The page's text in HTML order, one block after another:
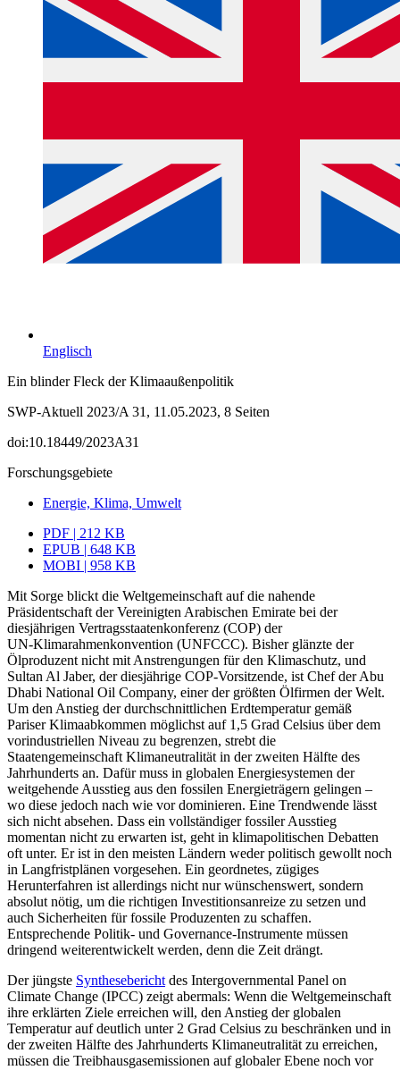
Englisch
Ein blinder Fleck der Klimaaußenpolitik
SWP-Aktuell 2023/A 31, 11.05.2023, 8 Seiten
doi:10.18449/2023A31
Forschungsgebiete
Energie, Klima, Umwelt
PDF | 212 KB
EPUB | 648 KB
MOBI | 958 KB
Mit Sorge blickt die Weltgemeinschaft auf die nahende
Präsidentschaft der Vereinig­ten Arabischen Emirate bei der
diesjährigen Vertragsstaatenkonferenz (COP) der
UN‑Klimarahmenkonvention (UNFCCC). Bisher glänzte der
Ölproduzent nicht mit Anstrengungen für den Klimaschutz, und
Sultan Al Jaber, der diesjährige COP-Vor­sit­zende, ist Chef der Abu
Dhabi National Oil Company, einer der größten Ölfirmen der Welt.
Um den Anstieg der durchschnittlichen Erdtemperatur gemäß
Pariser Klima­abkommen möglichst auf 1,5 Grad Celsius über dem
vorindustriellen Niveau zu be­grenzen, strebt die
Staatengemeinschaft Klimaneutralität in der zweiten Hälfte des
Jahrhunderts an. Dafür muss in globalen Energiesystemen der
weitgehende Ausstieg aus den fossilen Energieträgern gelingen –
wo diese jedoch nach wie vor dominieren. Eine Trendwende lässt
sich nicht absehen. Dass ein vollständiger fossiler Ausstieg
momentan nicht zu erwarten ist, geht in klimapolitischen Debatten
oft unter. Er ist in den meisten Ländern weder politisch gewollt noch
in Langfristplänen vorgesehen. Ein geordnetes, zügiges
Herunterfahren ist allerdings nicht nur wünschenswert, son­dern
absolut nötig, um die richtigen Investitionsanreize zu setzen und
auch Sicher­heiten für fossile Produzenten zu schaffen.
Entsprechende Politik- und Governance-Instrumente müssen
dringend weiterentwickelt werden, denn die Zeit drängt.
Der jüngste Synthesebericht des Inter­governmental Panel on
Climate Change (IPCC) zeigt abermals: Wenn die Welt­gemeinschaft
ihre erklärten Ziele erreichen will, den Anstieg der globalen
Temperatur auf deutlich unter 2 Grad Celsius zu be­schränken und in
der zweiten Hälfte des Jahrhunderts Klimaneutralität zu erreichen,
müssen die Treibhausgasemissionen auf globaler Ebene noch vor